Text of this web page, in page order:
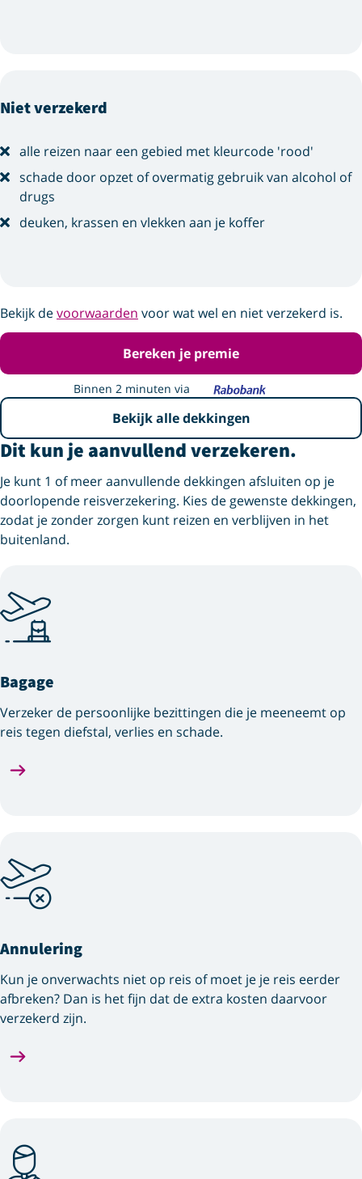
Niet verzekerd
alle reizen naar een gebied met kleurcode 'rood'
schade door opzet of overmatig gebruik van alcohol of
drugs
deuken, krassen en vlekken aan je koffer
Bekijk devoorwaarden voor wat wel en niet verzekerd is.
Bereken je premie
Binnen 2 minuten via
Bekijk alle dekkingen
Dit kun je aanvullend verzekeren.
Je kunt 1 of meer aanvullende dekkingen afsluiten op je
doorlopende reisverzekering. Kies de gewenste dekkingen,
zodat je zonder zorgen kunt reizen en verblijven in het
buitenland.
Bagage
Verzeker de persoonlijke bezittingen die je meeneemt op
reis tegen diefstal, verlies en schade.
Annulering
Kun je onverwachts niet op reis of moet je je reis eerder
afbreken? Dan is het fijn dat de extra kosten daarvoor
verzekerd zijn.